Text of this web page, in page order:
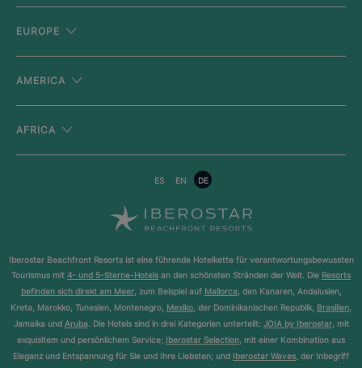
EUROPE
AMERICA
AFRICA
ES EN DE
Iberostar Beachfront Resorts ist eine führende Hotelkette für verantwortungsbewussten
Tourismus mit 4- und 5-Sterne-Hotels an den schönsten Stränden der Welt. Die Resorts
befinden sich direkt am Meer, zum Beispiel auf Mallorca, den Kanaren, Andalusien,
Kreta, Marokko, Tunesien, Montenegro, Mexiko, der Dominikanischen Republik, Brasilien,
Jamaika und Aruba. Die Hotels sind in drei Kategorien unterteilt: JOIA by Iberostar, mit
exquisitem und persönlichem Service; Iberostar Selection, mit einer Kombination aus
Eleganz und Entspannung für Sie und Ihre Liebsten; und Iberostar Waves, der Inbegriff